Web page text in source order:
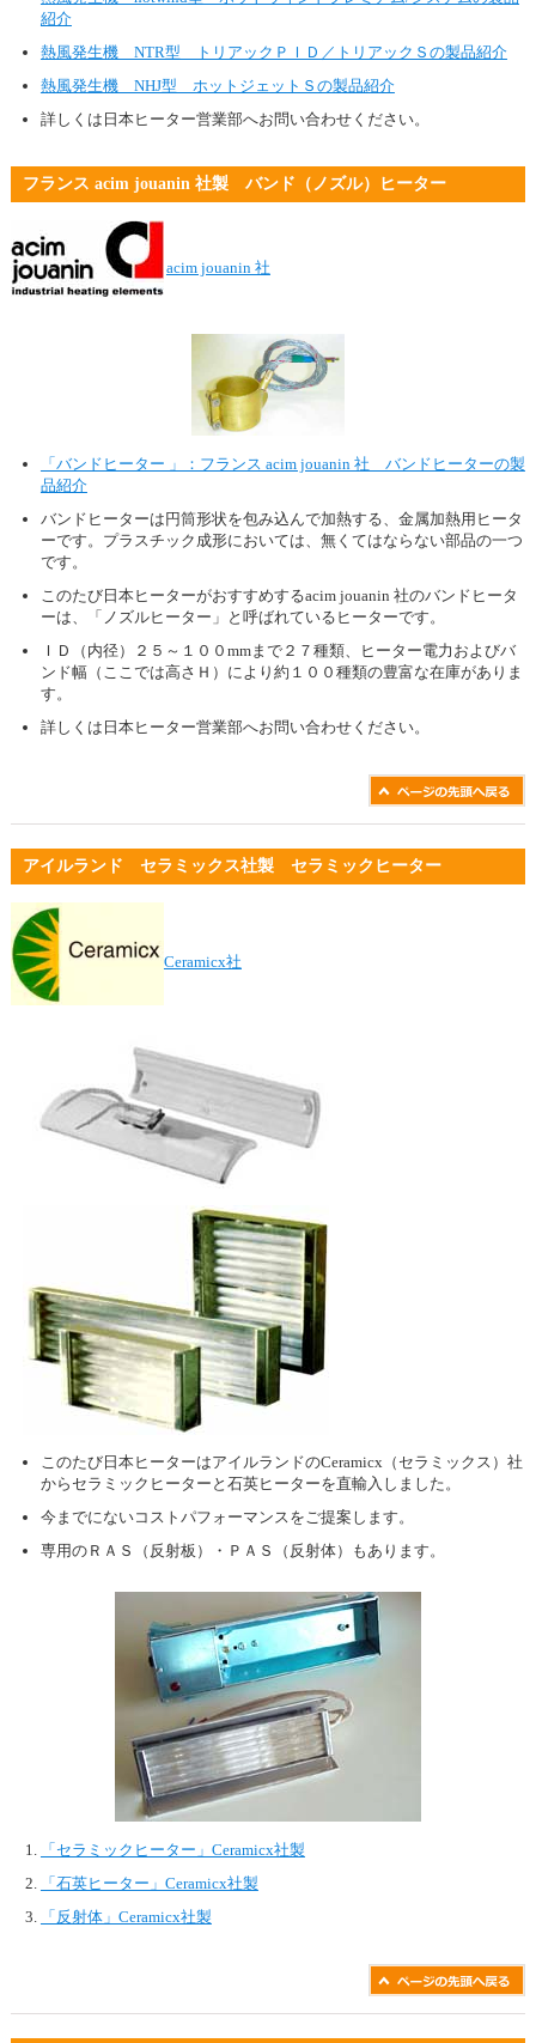
紹介
熱風発生機 NTR型 トリアックＰＩＤ／トリアックＳの製品紹介
熱風発生機 NHJ型 ホットジェットＳの製品紹介
詳しくは日本ヒーター営業部へお問い合わせください。
フランス acim jouanin 社製 バンド（ノズル）ヒーター
acim jouanin 社
「バンドヒーター 」：フランス acim jouanin 社 バンドヒーターの製
品紹介
バンドヒーターは円筒形状を包み込んで加熱する、金属加熱用ヒータ
ーです。プラスチック成形においては、無くてはならない部品の一つ
です。
このたび日本ヒーターがおすすめするacim jouanin 社のバンドヒータ
ーは、「ノズルヒーター」と呼ばれているヒーターです。
ＩＤ（内径）２５～１００mmまで２７種類、ヒーター電力およびバ
ンド幅（ここでは高さＨ）により約１００種類の豊富な在庫がありま
す。
詳しくは日本ヒーター営業部へお問い合わせください。
アイルランド セラミックス社製 セラミックヒーター
Ceramicx社
このたび日本ヒーターはアイルランドのCeramicx（セラミックス）社
からセラミックヒーターと石英ヒーターを直輸入しました。
今までにないコストパフォーマンスをご提案します。
専用のＲＡＳ（反射板）・ＰＡＳ（反射体）もあります。
「セラミックヒーター」Ceramicx社製
「石英ヒーター」Ceramicx社製
「反射体」Ceramicx社製